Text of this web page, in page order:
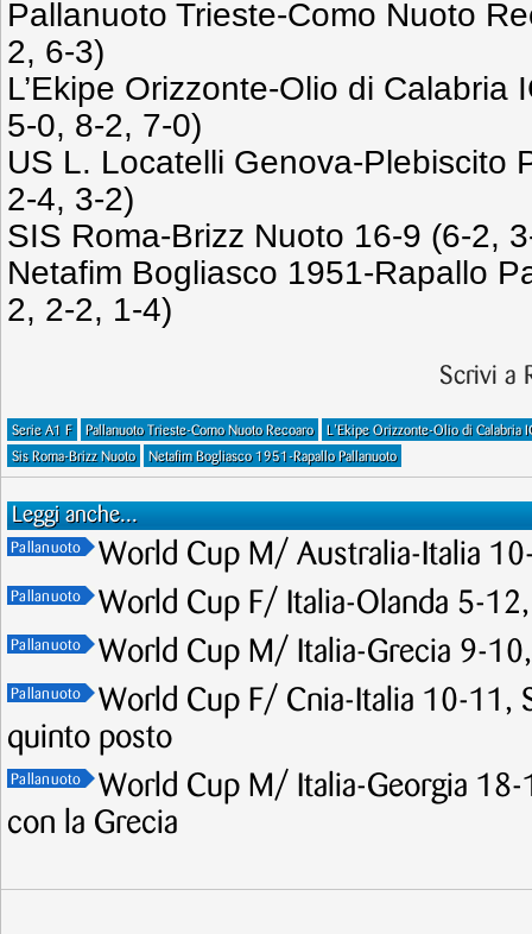
Pallanuoto Trieste-Como Nuoto
2, 6-3)
L’Ekipe Orizzonte-Olio di Calabria
5-0, 8-2, 7-0)
US L. Locatelli Genova-Plebiscito
2-4, 3-2)
SIS Roma-Brizz Nuoto 16-9 (6-2,
Netafim Bogliasco 1951-Rapallo
2, 2-2, 1-4)
Scrivi a
Serie A1 F Pallanuoto Trieste-Como Nuoto Recoaro
L’Ekipe Orizzonte-Olio di Calabria
Sis Roma-Brizz Nuoto
Netafim Bogliasco 1951-Rapallo Pallanuoto
Leggi anche...
Pallanuoto World Cup M/ Australia-Italia
Pallanuoto World Cup F/ Italia-Olanda 5-
Pallanuoto World Cup M/ Italia-Grecia 9-
Pallanuoto
World Cup F/ Cnia-Italia 10-11,
quinto posto
Pallanuoto
World Cup M/ Italia-Georgia
con la Grecia